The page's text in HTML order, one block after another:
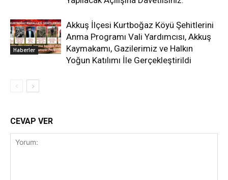
Haberler
Akkuş İlçesi Kurtboğaz Köyü Şehitlerini
Anma Programı Vali Yardımcısı, Akkuş
Kaymakamı, Gazilerimiz ve Halkın
Yoğun Katılımı İle Gerçekleştirildi
CEVAP VER